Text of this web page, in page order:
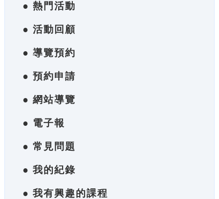
● 熱門活動
● 活動回顧
● 導覽預約
● 預約申請
● 網站導覽
● 電子報
● 常見問題
● 我的紀錄
● 我有興趣的課程